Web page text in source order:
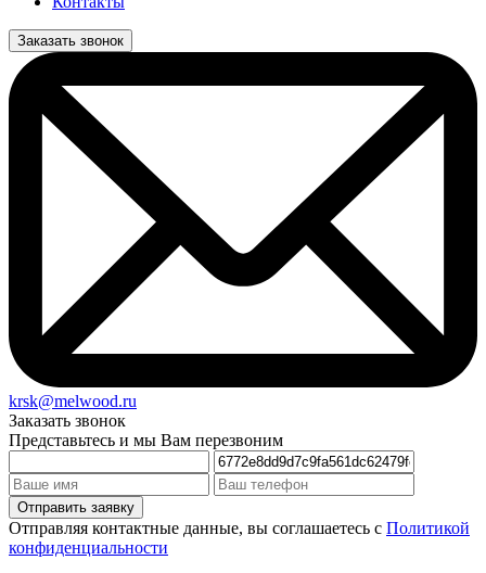
Заказать звонок
krsk@melwood.ru
Заказать звонок
Представьтесь и мы Вам перезвоним
Отправляя контактные данные, вы соглашаетесь с Политикой
конфиденциальности